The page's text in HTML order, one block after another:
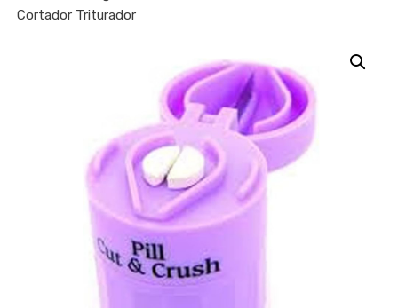
Cortador Triturador